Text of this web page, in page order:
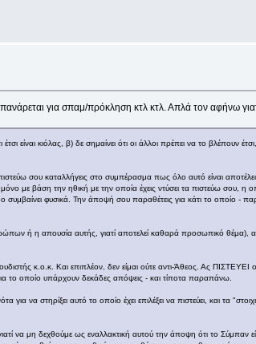
για σπαμ/πρόκληση κτλ κτλ. Απλά τον αφήνω
είναι κιόλας, β) δε σημαίνει ότι οι άλλοι πρέπει να το βλέπουν
σου καταλλήγεις στο συμπέρασμα πως όλο αυτό είναι
με βάση την ηθική με την οποία έχεις ντύσει τα πιστεύω σου, η
φυσικά. Την άποψή σου παραθέτεις για κάτι το οποίο -
ή η απουσία αυτής, γιατί αποτελεί καθαρά προσωπικό
κ.ο.κ. Και επιπλέον, δεν είμαι ούτε αντι-Άθεος. Ας
το οποίο υπάρχουν δεκάδες απόψεις - και τίποτα παραπάνω.
για να στηρίξει αυτό το οποίο έχει επιλέξει να πιστεύει, και τα
να μη δεχθούμε ως εναλλακτική αυτού την άποψη ότι το